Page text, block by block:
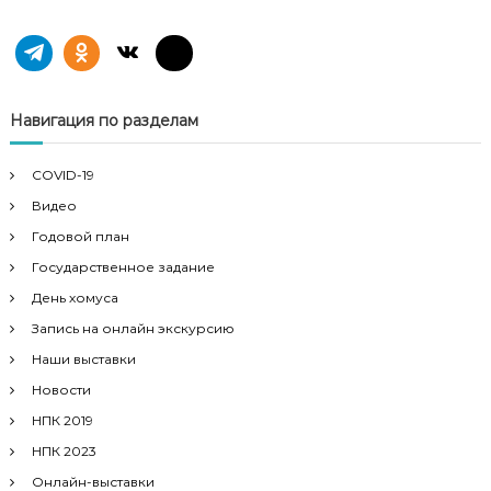
ц
и
я
п
о
з
а
п
и
с
Навигация по разделам
COVID-19
Видео
Годовой план
Государственное задание
День хомуса
Запись на онлайн экскурсию
Наши выставки
Новости
НПК 2019
НПК 2023
Онлайн-выставки